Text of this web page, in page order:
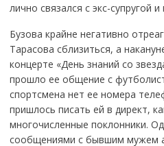
лично связался с экс-супругой
Бузова крайне негативно
Тарасова сблизиться, а
концерте «День знаний со
прошло ее общение с
спортсмена нет ее номера
пришлось писать ей в директ,
многочисленные поклонники.
сообщениями с бывшим мужем